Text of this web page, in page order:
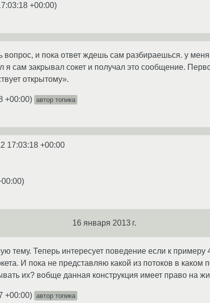
+00:00)
вопрос, и пока ответ ждешь сам разбираешься. у
я сам закрывал сокет и получал это сообщение.
открытому».
+00:00) автор топика
17:03:18 +00:00
)
16 января 2013 г.
тему. Теперь интересует поведение если к примеру
И пока не представляю какой из потоков в каком
их? вобще данная конструкция имеет право на
+00:00) автор топика